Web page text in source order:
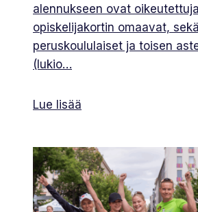
alennukseen ovat
opiskelijakortin omaavat, sekä
peruskoululaiset ja toisen
(lukio…
Lue lisää